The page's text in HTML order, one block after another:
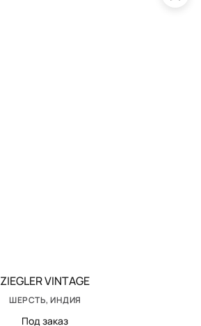
ZIEGLER VINTAGE
ШЕРСТЬ, ИНДИЯ
Под заказ